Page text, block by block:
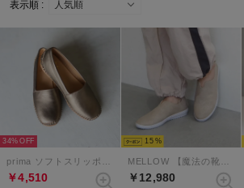
表示順 :
34%
￥4,510
15
￥12,980